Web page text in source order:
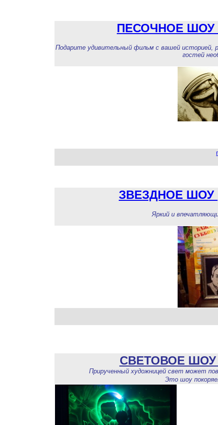
ПЕСОЧНОЕ ШОУ
Подарите удивительный фильм с вашей историей,
гостей
ЗВЕЗДНОЕ ШОУ
Яркий и
СВЕТОВОЕ ШОУ
Прирученный художницей свет может
Это шоу